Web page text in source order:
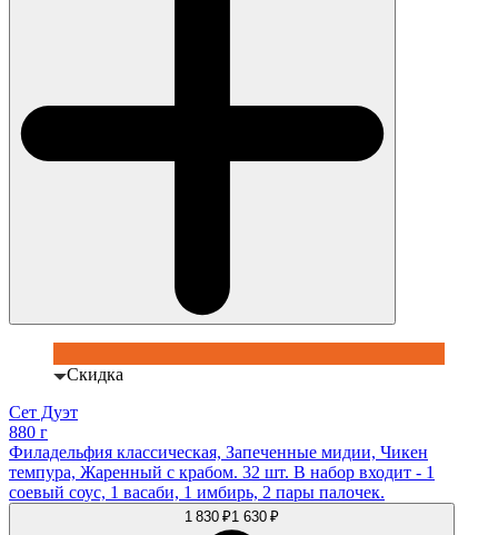
Скидка
Сет Дуэт
880 г
Филадельфия классическая, Запеченные мидии, Чикен
темпура, Жаренный с крабом. 32 шт. В набор входит - 1
соевый соус, 1 васаби, 1 имбирь, 2 пары палочек.
1 830 ₽1 630 ₽